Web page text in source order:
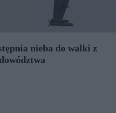
nieba do walki z